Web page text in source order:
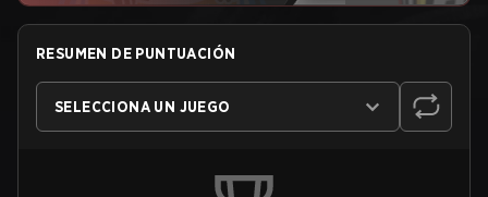
RESUMEN DE PUNTUACIÓN
SELECCIONA UN JUEGO